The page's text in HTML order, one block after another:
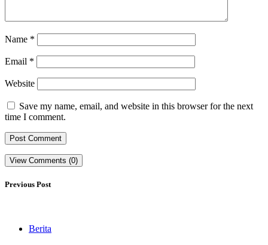
Name *
Email *
Website
Save my name, email, and website in this browser for the next
time I comment.
View Comments (0)
Previous Post
Berita